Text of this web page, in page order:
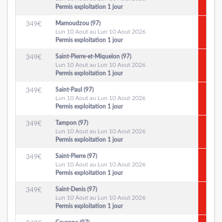
Permis exploitation 1 jour
349€
Mamoudzou (97)
Lun 10 Aout au Lun 10 Aout 2026
Permis exploitation 1 jour
349€
Saint-Pierre-et-Miquelon (97)
Lun 10 Aout au Lun 10 Aout 2026
Permis exploitation 1 jour
349€
Saint-Paul (97)
Lun 10 Aout au Lun 10 Aout 2026
Permis exploitation 1 jour
349€
Tampon (97)
Lun 10 Aout au Lun 10 Aout 2026
Permis exploitation 1 jour
349€
Saint-Pierre (97)
Lun 10 Aout au Lun 10 Aout 2026
Permis exploitation 1 jour
349€
Saint-Denis (97)
Lun 10 Aout au Lun 10 Aout 2026
Permis exploitation 1 jour